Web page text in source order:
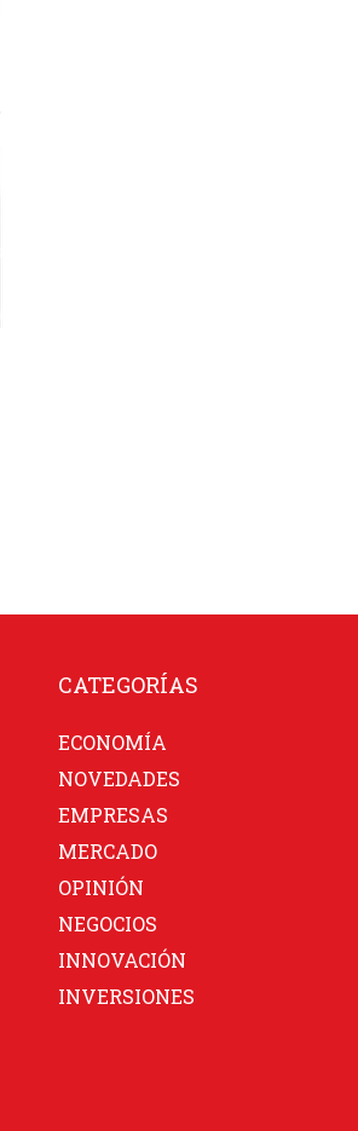
CATEGORÍAS
ECONOMÍA
NOVEDADES
EMPRESAS
MERCADO
OPINIÓN
NEGOCIOS
INNOVACIÓN
INVERSIONES